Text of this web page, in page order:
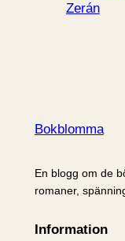
Zerán
Bokblomma
En blogg om de
romaner,
Information